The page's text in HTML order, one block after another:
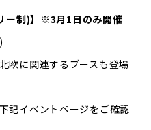
ー制)】※3月1日のみ開催
欧に関連するブースも登場
記イベントページをご確認